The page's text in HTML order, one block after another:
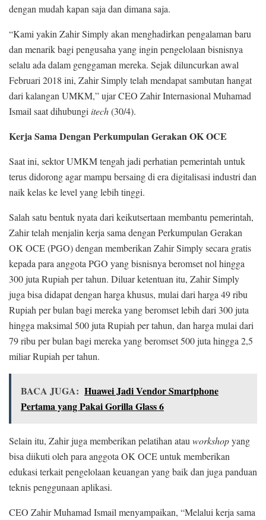
dengan mudah kapan saja dan dimana saja.
“Kami yakin Zahir Simply akan menghadirkan pengalaman baru
dan menarik bagi pengusaha yang ingin pengelolaan bisnisnya
selalu ada dalam genggaman mereka. Sejak diluncurkan awal
Februari 2018 ini, Zahir Simply telah mendapat sambutan hangat
dari kalangan UMKM,” ujar CEO Zahir Internasional Muhamad
Ismail saat dihubungi itech(30/4).
Kerja Sama Dengan Perkumpulan Gerakan OK OCE
Saat ini, sektor UMKM tengah jadi perhatian pemerintah untuk
terus didorong agar mampu bersaing di era digitalisasi industri dan
naik kelas ke level yang lebih tinggi.
Salah satu bentuk nyata dari keikutsertaan membantu pemerintah,
Zahir telah menjalin kerja sama dengan Perkumpulan Gerakan
OK OCE (PGO) dengan memberikan Zahir Simply secara gratis
kepada para anggota PGO yang bisnisnya beromset nol hingga
300 juta Rupiah per tahun. Diluar ketentuan itu, Zahir Simply
juga bisa didapat dengan harga khusus, mulai dari harga 49 ribu
Rupiah per bulan bagi mereka yang beromset lebih dari 300 juta
hingga maksimal 500 juta Rupiah per tahun, dan harga mulai dari
79 ribu per bulan bagi mereka yang beromset 500 juta hingga 2,5
miliar Rupiah per tahun.
BACA JUGA: Huawei Jadi Vendor Smartphone
Pertama yang Pakai Gorilla Glass 6
Selain itu, Zahir juga memberikan pelatihan atau workshopyang
bisa diikuti oleh para anggota OK OCE untuk memberikan
edukasi terkait pengelolaan keuangan yang baik dan juga panduan
teknis penggunaan aplikasi.
CEO Zahir Muhamad Ismail menyampaikan, “Melalui kerja sama